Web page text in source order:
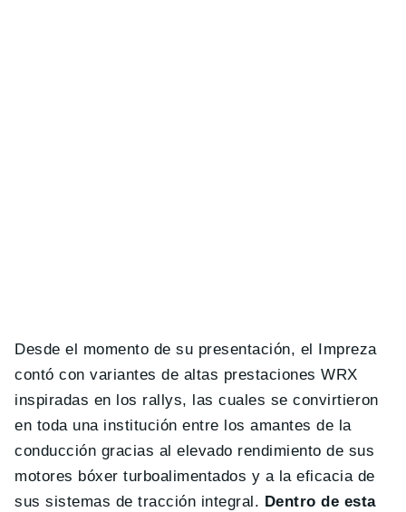
Desde el momento de su presentación, el Impreza
contó con variantes de altas prestaciones WRX
inspiradas en los rallys, las cuales se convirtieron
en toda una institución entre los amantes de la
conducción gracias al elevado rendimiento de sus
motores bóxer turboalimentados y a la eficacia de
sus sistemas de tracción integral. Dentro de esta